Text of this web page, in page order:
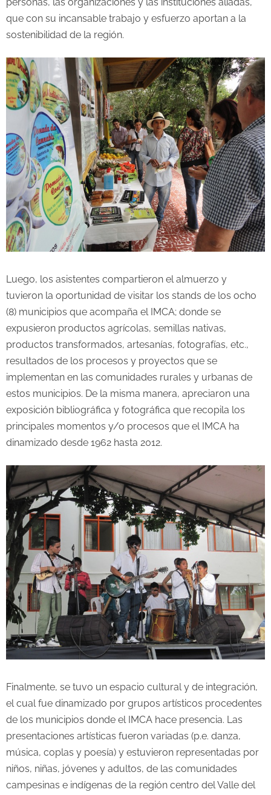
personas, las organizaciones y las instituciones aliadas,
que con su incansable trabajo y esfuerzo aportan a la
sostenibilidad de la región.
Luego, los asistentes compartieron el almuerzo y
tuvieron la oportunidad de visitar los stands de los ocho
(8) municipios que acompaña el IMCA; donde se
expusieron productos agrícolas, semillas nativas,
productos transformados, artesanías, fotografías, etc.,
resultados de los procesos y proyectos que se
implementan en las comunidades rurales y urbanas de
estos municipios. De la misma manera, apreciaron una
exposición bibliográfica y fotográfica que recopila los
principales momentos y/o procesos que el IMCA ha
dinamizado desde 1962 hasta 2012.
Finalmente, se tuvo un espacio cultural y de integración,
el cual fue dinamizado por grupos artísticos procedentes
de los municipios donde el IMCA hace presencia. Las
presentaciones artísticas fueron variadas (p.e. danza,
música, coplas y poesía) y estuvieron representadas por
niños, niñas, jóvenes y adultos, de las comunidades
campesinas e indígenas de la región centro del Valle del